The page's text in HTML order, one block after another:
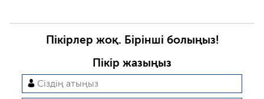
Пікірлер жоқ. Бірінші болыңыз!
Пікір жазыңыз